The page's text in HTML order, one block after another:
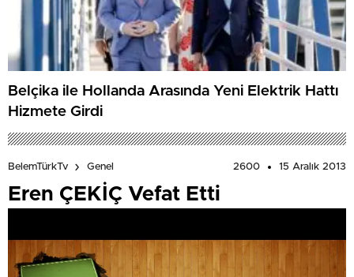
Belçika ile Hollanda Arasında Yeni Elektrik Hattı
Hizmete Girdi
BelemTürkTv Genel 2600 15 Aralık 2013
Eren ÇEKİÇ Vefat Etti